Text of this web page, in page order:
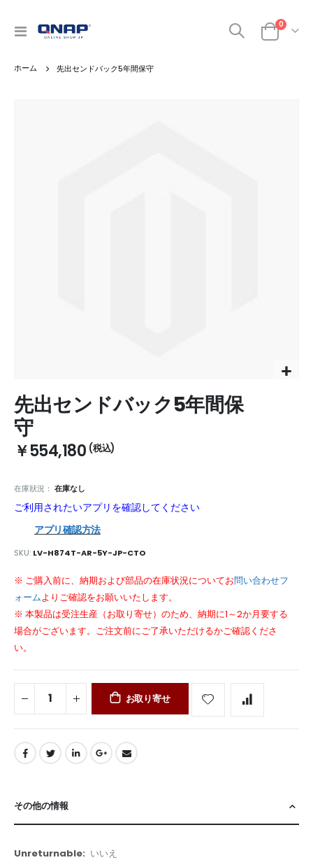
ナ
呼
カート
0商品
先出センドバック5年間保守
to
the
beginning
of
the
gallery
先出センドバック5年間保
守
￥554,180
在庫狀況： 在庫なし
ご利用されたいアプリを確認してください
アプリ確認方法
SKU LV-H874T-AR-5Y-JP-CTO
※ ご購入前に、納期および部品の在庫状況についてお問い合わせフ
ォームよりご確認をお願いいたします。
※ 本製品は受注生産（お取り寄せ）のため、納期に1～2か月要する
場合がございます。ご注文前にご了承いただけるかご確認くださ
い。
お取り寄せ
その他の情報
そ
いいえ